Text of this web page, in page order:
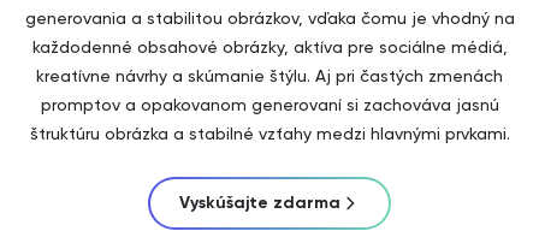
generovania a stabilitou obrázkov, vďaka čomu je vhodný na
každodenné obsahové obrázky, aktíva pre sociálne médiá,
kreatívne návrhy a skúmanie štýlu. Aj pri častých zmenách
promptov a opakovanom generovaní si zachováva jasnú
štruktúru obrázka a stabilné vzťahy medzi hlavnými prvkami.
Vyskúšajte zdarma